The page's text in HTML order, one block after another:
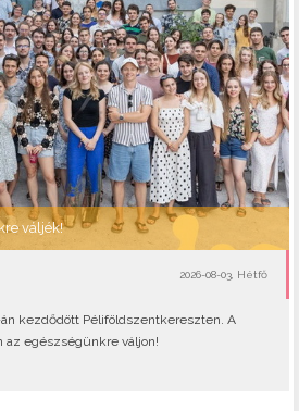
váljék!
2026-08-03, Hétfő
kezdődött Péliföldszentkereszten. A
egészségünkre váljon!